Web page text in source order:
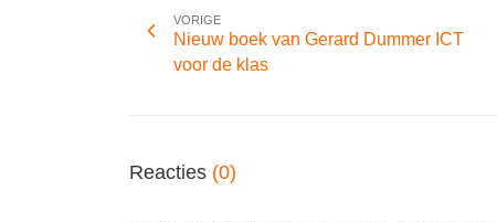
VORIGE
Nieuw boek van Gerard Dummer ICT
voor de klas
Reacties (0)